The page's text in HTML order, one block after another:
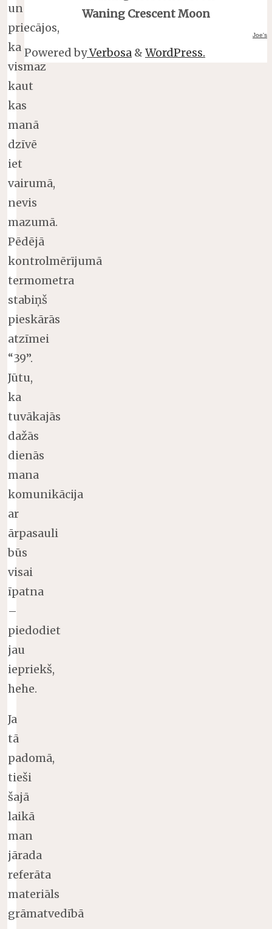
Waning Crescent Moon
Joe's
Powered byVerbosa & WordPress.
un
priecājos,
ka
vismaz
kaut
kas
manā
dzīvē
iet
vairumā,
nevis
mazumā.
Pēdējā
kontrolmērījumā
termometra
stabiņš
pieskārās
atzīmei
“39”.
Jūtu,
ka
tuvākajās
dažās
dienās
mana
komunikācija
ar
ārpasauli
būs
visai
īpatna
–
piedodiet
jau
iepriekš,
hehe.
Ja
tā
padomā,
tieši
šajā
laikā
man
jārada
referāta
materiāls
grāmatvedībā